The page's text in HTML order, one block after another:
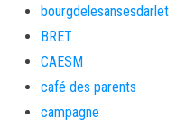
bourgdelesansesdarlet
BRET
CAESM
café des parents
campagne